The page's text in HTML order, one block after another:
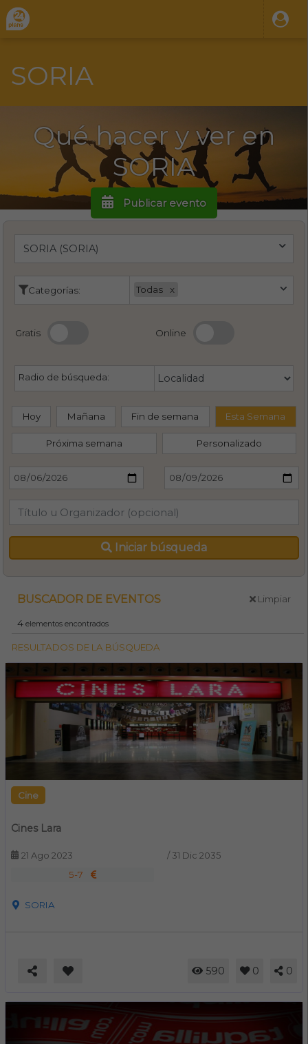
SORIA
Qué hacer y ver en
SORIA
Publicar evento
Categorías: Todas
Gratis Online
Radio de búsqueda:
Hoy Mañana Fin de semana Esta Semana
Próxima semana Personalizado
Iniciar búsqueda
BUSCADOR DE EVENTOS Limpiar
4elementos encontrados
RESULTADOS DE LA BÚSQUEDA
Cine
Cines Lara
21 Ago 2023 / 31 Dic 2035
5-7
SORIA
590 0 0